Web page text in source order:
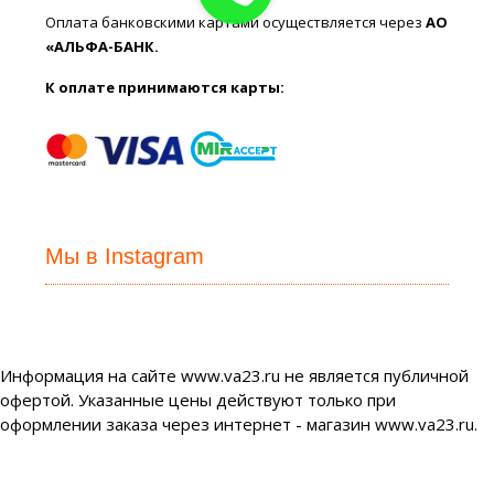
Оплата банковскими картами осуществляется черезАО
«АЛЬФА-БАНК.
К оплате принимаются карты:
Мы в Instagram
Информация на сайте www.va23.ru не является публичной
офертой. Указанные цены действуют только при
оформлении заказа через интернет - магазин www.va23.ru.